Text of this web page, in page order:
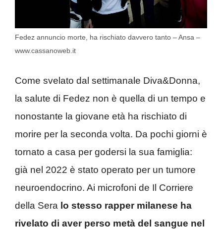
Fedez annuncio morte, ha rischiato davvero tanto – Ansa –
www.cassanoweb.it
Come svelato dal settimanale Diva&Donna,
la salute di Fedez non è quella di un tempo e
nonostante la giovane età ha rischiato di
morire per la seconda volta. Da pochi giorni è
tornato a casa per godersi la sua famiglia:
già nel 2022 è stato operato per un tumore
neuroendocrino. Ai microfoni de Il Corriere
della Sera lo stesso rapper milanese ha
rivelato di aver perso metà del sangue nel